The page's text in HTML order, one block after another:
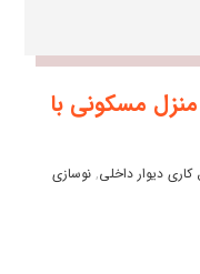
منزل مسکونی با
کاری دیوار داخلی,نوسازی